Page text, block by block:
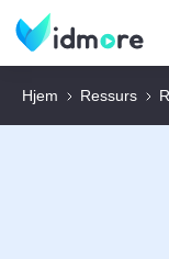
Hjem Ressurs